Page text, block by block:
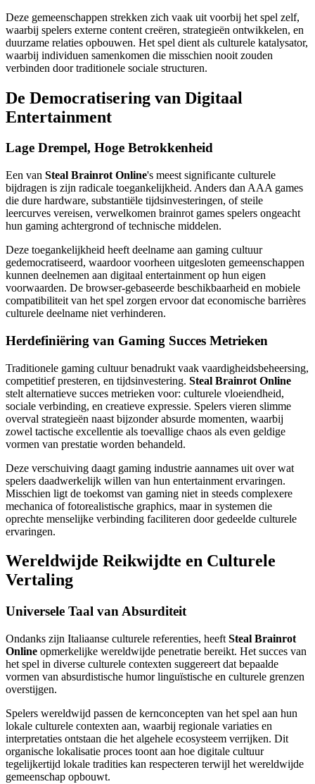
Deze gemeenschappen strekken zich vaak uit voorbij het spel zelf,
waarbij spelers externe content creëren, strategieën ontwikkelen, en
duurzame relaties opbouwen. Het spel dient als culturele katalysator,
waarbij individuen samenkomen die misschien nooit zouden
verbinden door traditionele sociale structuren.
De Democratisering van Digitaal
Entertainment
Lage Drempel, Hoge Betrokkenheid
Een van Steal Brainrot Online's meest significante culturele
bijdragen is zijn radicale toegankelijkheid. Anders dan AAA games
die dure hardware, substantiële tijdsinvesteringen, of steile
leercurves vereisen, verwelkomen brainrot games spelers ongeacht
hun gaming achtergrond of technische middelen.
Deze toegankelijkheid heeft deelname aan gaming cultuur
gedemocratiseerd, waardoor voorheen uitgesloten gemeenschappen
kunnen deelnemen aan digitaal entertainment op hun eigen
voorwaarden. De browser-gebaseerde beschikbaarheid en mobiele
compatibiliteit van het spel zorgen ervoor dat economische barrières
culturele deelname niet verhinderen.
Herdefiniëring van Gaming Succes Metrieken
Traditionele gaming cultuur benadrukt vaak vaardigheidsbeheersing,
competitief presteren, en tijdsinvestering. Steal Brainrot Online
stelt alternatieve succes metrieken voor: culturele vloeiendheid,
sociale verbinding, en creatieve expressie. Spelers vieren slimme
overval strategieën naast bijzonder absurde momenten, waarbij
zowel tactische excellentie als toevallige chaos als even geldige
vormen van prestatie worden behandeld.
Deze verschuiving daagt gaming industrie aannames uit over wat
spelers daadwerkelijk willen van hun entertainment ervaringen.
Misschien ligt de toekomst van gaming niet in steeds complexere
mechanica of fotorealistische graphics, maar in systemen die
oprechte menselijke verbinding faciliteren door gedeelde culturele
ervaringen.
Wereldwijde Reikwijdte en Culturele
Vertaling
Universele Taal van Absurditeit
Ondanks zijn Italiaanse culturele referenties, heeft Steal Brainrot
Online opmerkelijke wereldwijde penetratie bereikt. Het succes van
het spel in diverse culturele contexten suggereert dat bepaalde
vormen van absurdistische humor linguïstische en culturele grenzen
overstijgen.
Spelers wereldwijd passen de kernconcepten van het spel aan hun
lokale culturele contexten aan, waarbij regionale variaties en
interpretaties ontstaan die het algehele ecosysteem verrijken. Dit
organische lokalisatie proces toont aan hoe digitale cultuur
tegelijkertijd lokale tradities kan respecteren terwijl het wereldwijde
gemeenschap opbouwt.